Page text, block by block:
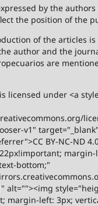
by the
the position of the
of the articles
author and the
are
licensed under <a
v1"
BY-NC-ND
margin-
bottom;"
alt=""><img
margin-left: 3px;